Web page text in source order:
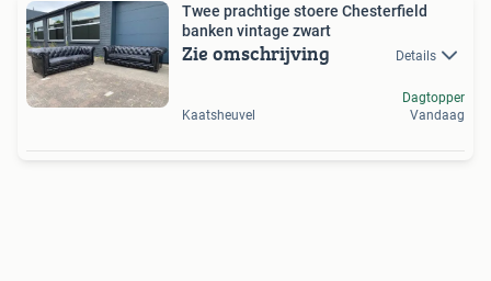
Twee prachtige stoere Chesterfield
banken vintage zwart
Zie omschrijving Details
Kaatsheuvel
Dagtopper
Vandaag